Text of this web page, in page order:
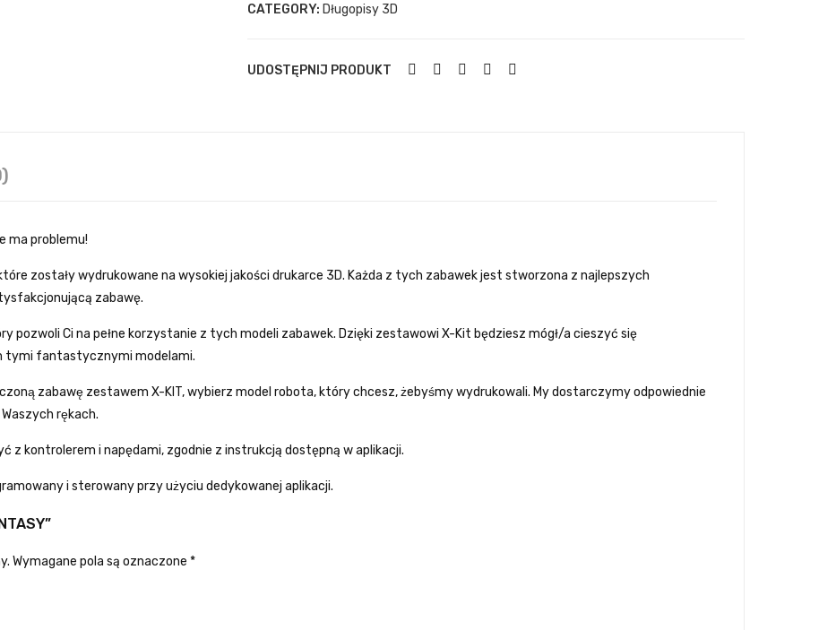
CATEGORY: Długopisy 3D
UDOSTĘPNIJ PRODUKT
ma problemu!
zostały wydrukowane na wysokiej jakości drukarce 3D. Każda z tych zabawek jest stworzona z najlepszych
zabawę.
pozwoli Ci na pełne korzystanie z tych modeli zabawek. Dzięki zestawowi X-Kit będziesz mógł/a cieszyć się
tymi fantastycznymi modelami.
zabawę zestawem X-KIT, wybierz model robota, który chcesz, żebyśmy wydrukowali. My dostarczymy odpowiednie
rękach.
z kontrolerem i napędami, zgodnie z instrukcją dostępną w aplikacji.
i sterowany przy użyciu dedykowanej aplikacji.
Wymagane pola są oznaczone *